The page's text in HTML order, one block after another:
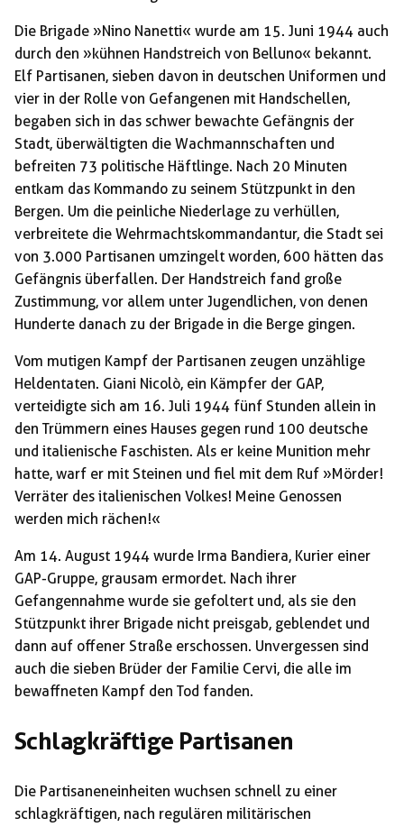
Die Brigade »Nino Nanetti« wurde am 15. Juni 1944 auch
durch den »kühnen Handstreich von Belluno« bekannt.
Elf Partisanen, sieben davon in deutschen Uniformen und
vier in der Rolle von Gefangenen mit Handschellen,
begaben sich in das schwer bewachte Gefängnis der
Stadt, überwältigten die Wachmannschaften und
befreiten 73 politische Häftlinge. Nach 20 Minuten
entkam das Kommando zu seinem Stützpunkt in den
Bergen. Um die peinliche Niederlage zu verhüllen,
verbreitete die Wehrmachtskommandantur, die Stadt sei
von 3.000 Partisanen umzingelt worden, 600 hätten das
Gefängnis überfallen. Der Handstreich fand große
Zustimmung, vor allem unter Jugendlichen, von denen
Hunderte danach zu der Brigade in die Berge gingen.
Vom mutigen Kampf der Partisanen zeugen unzählige
Heldentaten. Giani Nicolò, ein Kämpfer der GAP,
verteidigte sich am 16. Juli 1944 fünf Stunden allein in
den Trümmern eines Hauses gegen rund 100 deutsche
und italienische Faschisten. Als er keine Munition mehr
hatte, warf er mit Steinen und fiel mit dem Ruf »Mörder!
Verräter des italienischen Volkes! Meine Genossen
werden mich rächen!«
Am 14. August 1944 wurde Irma Bandiera, Kurier einer
GAP-Gruppe, grausam ermordet. Nach ihrer
Gefangennahme wurde sie gefoltert und, als sie den
Stützpunkt ihrer Brigade nicht preisgab, geblendet und
dann auf offener Straße erschossen. Unvergessen sind
auch die sieben Brüder der Familie Cervi, die alle im
bewaffneten Kampf den Tod fanden.
Schlagkräftige Partisanen
Die Partisaneneinheiten wuchsen schnell zu einer
schlagkräftigen, nach regulären militärischen